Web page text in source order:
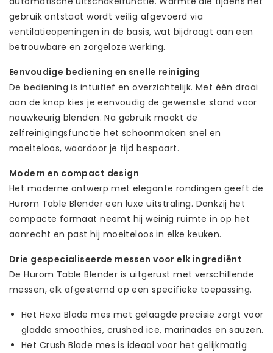
gebruik ontstaat wordt veilig afgevoerd via
ventilatieopeningen in de basis, wat bijdraagt aan een
betrouwbare en zorgeloze werking.
Eenvoudige bediening en snelle reiniging
De bediening is intuïtief en overzichtelijk. Met één draai
aan de knop kies je eenvoudig de gewenste stand voor
nauwkeurig blenden. Na gebruik maakt de
zelfreinigingsfunctie het schoonmaken snel en
moeiteloos, waardoor je tijd bespaart.
Modern en compact design
Het moderne ontwerp met elegante rondingen geeft de
Hurom Table Blender een luxe uitstraling. Dankzij het
compacte formaat neemt hij weinig ruimte in op het
aanrecht en past hij moeiteloos in elke keuken.
Drie gespecialiseerde messen voor elk ingrediënt
De Hurom Table Blender is uitgerust met verschillende
messen, elk afgestemd op een specifieke toepassing.
Het Hexa Blade mes met gelaagde precisie zorgt voor
gladde smoothies, crushed ice, marinades en sauzen.
Het Crush Blade mes is ideaal voor het gelijkmatig